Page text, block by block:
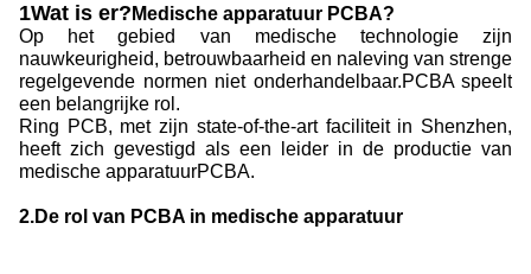
1Wat is er? Medische apparatuur PCBA?
Op het gebied van medische technologie zijn
nauwkeurigheid, betrouwbaarheid en naleving van strenge
regelgevende normen niet onderhandelbaar.PCBA speelt
een belangrijke rol.
Ring PCB, met zijn state-of-the-art faciliteit in Shenzhen,
heeft zich gevestigd als een leider in de productie van
medische apparatuurPCBA.
2.De rol van PCBA in medische apparatuur